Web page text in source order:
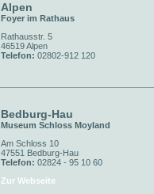
Alpen
Foyer im Rathaus
Rathausstr. 5
46519 Alpen
Telefon: 02802-912 120
Bedburg-Hau
Museum Schloss Moyland
Am Schloss 10
47551 Bedburg-Hau
Telefon: 02824 - 95 10 60
Zur Webseite